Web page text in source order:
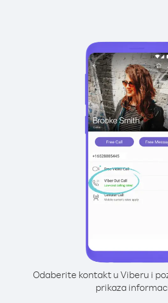
Odaberite kontakt u Viberu i
prikaza